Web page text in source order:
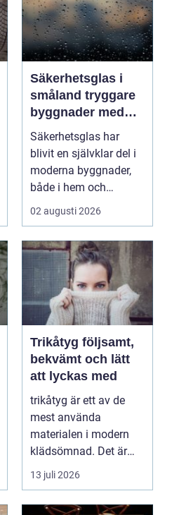
Säkerhetsglas i
småland tryggare
byggnader med
smarta
glaslösningar
Säkerhetsglas har
blivit en självklar del i
moderna byggnader,
både i hem och
offentliga miljöer. I ...
02 augusti 2026
Trikåtyg följsamt,
bekvämt och lätt
att lyckas med
trikåtyg är ett av de
mest använda
materialen i modern
klädsömnad. Det är
mjukt, elastiskt och
formb...
13 juli 2026